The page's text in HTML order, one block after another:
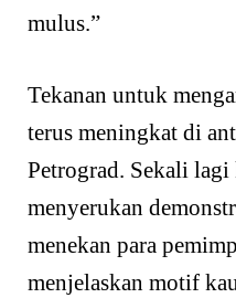
mulus.”
Tekanan untuk
terus meningkat di
Petrograd. Sekali
menyerukan
menekan para
menjelaskan motif